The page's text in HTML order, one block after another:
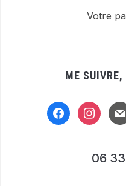
Votre
ME
facebookinstagram
mail
06